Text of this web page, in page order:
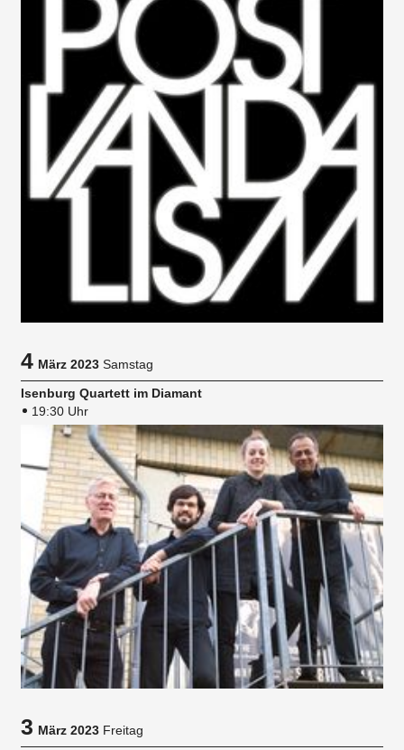
4März 2023 Samstag
Isenburg Quartett im Diamant
19:30 Uhr
3März 2023 Freitag